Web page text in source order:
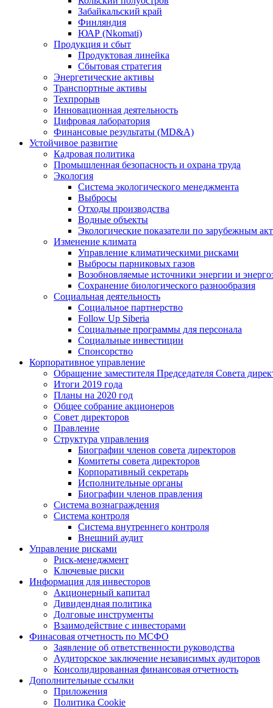
Забайкальский край
Финляндия
ЮАР (Nkomati)
Продукция и сбыт
Продуктовая линейка
Сбытовая стратегия
Энергетические активы
Транспортные активы
Техпрорыв
Инновационная деятельность
Цифровая лаборатория
Финансовые результаты (MD&A)
Устойчивое развитие
Кадровая политика
Промышленная безопасность и охрана труда
Экология
Система экологического менеджмента
Выбросы
Отходы производства
Водные объекты
Экологические показатели по зарубежным
Изменение климата
Управление климатическими рисками
Выбросы парниковых газов
Возобновляемые источники энергии и
Сохранение биологического разнообразия
Социальная деятельность
Социальное партнерство
Follow Up Siberia
Социальные программы для персонала
Социальные инвестиции
Спонсорство
Корпоративное управление
Обращение заместителя Председателя Совета
Итоги 2019 года
Планы на 2020 год
Общее собрание акционеров
Совет директоров
Правление
Структура управления
Биографии членов совета директоров
Комитеты совета директоров
Корпоративный секретарь
Исполнительные органы
Биографии членов правления
Система вознаграждения
Система контроля
Система внутреннего контроля
Внешний аудит
Управление рисками
Риск-менеджмент
Ключевые риски
Информация для инвесторов
Акционерный капитал
Дивидендная политика
Долговые инструменты
Взаимодействие с инвеcторами
Финасовая отчетность по МСФО
Заявление об ответственности руководства
Аудиторское заключение независимых аудиторов
Консолидированная финансовая отчетность
Дополнительные ссылки
Приложения
Политика Cookie